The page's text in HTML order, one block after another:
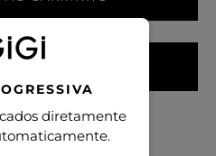
diretamente